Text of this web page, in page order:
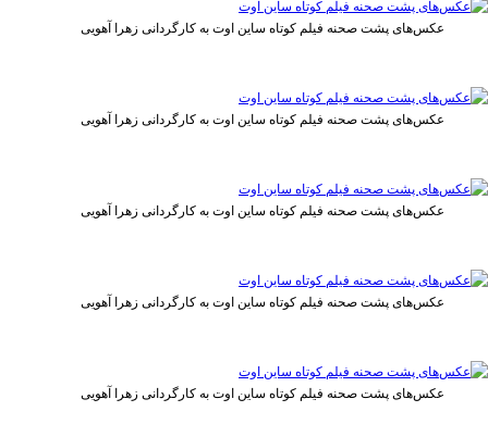
عکس‌های پشت صحنه فیلم کوتاه ساین اوت به کارگردانی زهرا آهویی
عکس‌های پشت صحنه فیلم کوتاه ساین اوت به کارگردانی زهرا آهویی
عکس‌های پشت صحنه فیلم کوتاه ساین اوت به کارگردانی زهرا آهویی
عکس‌های پشت صحنه فیلم کوتاه ساین اوت به کارگردانی زهرا آهویی
عکس‌های پشت صحنه فیلم کوتاه ساین اوت به کارگردانی زهرا آهویی